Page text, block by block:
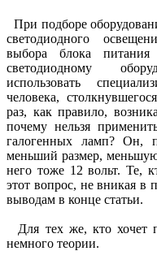
При подборе
светодиодного
выбора блока
светодиодному
использовать
человека,
раз, как правило,
почему нельзя
галогенных ламп? Он,
меньший размер,
него тоже 12 вольт. Те,
этот вопрос, не вникая в
выводам в конце статьи.
Для тех же, кто хочет
немного теории.